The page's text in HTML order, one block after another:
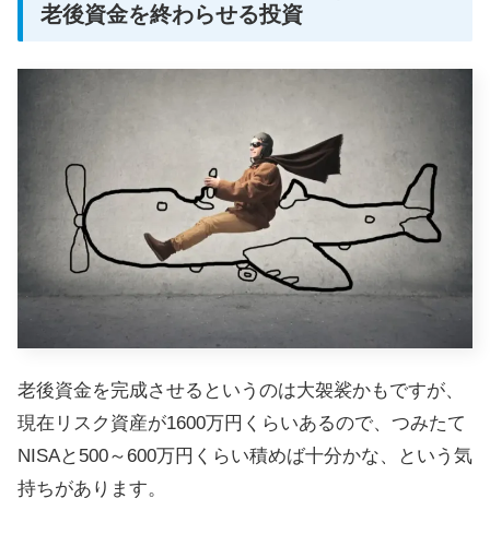
老後資金を終わらせる投資
老後資金を完成させるというのは大袈裟かもですが、
現在リスク資産が1600万円くらいあるので、つみたて
NISAと500～600万円くらい積めば十分かな、という気
持ちがあります。